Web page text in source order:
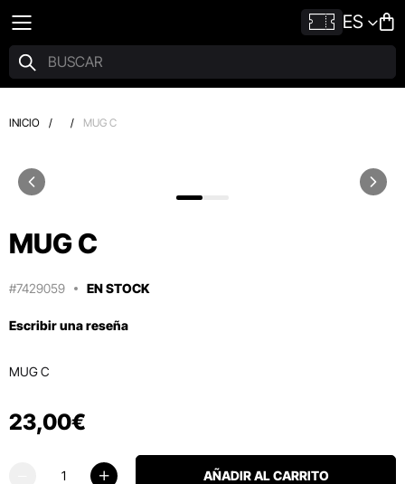
ES
INICIO / / MUG C
MUG C
#7429059 EN STOCK
Escribir una reseña
MUG C
23,00€
AÑADIR AL CARRITO